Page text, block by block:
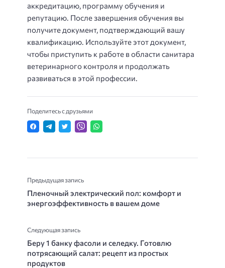
аккредитацию, программу обучения и
репутацию. После завершения обучения вы
получите документ, подтверждающий вашу
квалификацию. Используйте этот документ,
чтобы приступить к работе в области санитара
ветеринарного контроля и продолжать
развиваться в этой профессии.
Поделитесь с друзьями
Предыдущая запись
Пленочный электрический пол: комфорт и
энергоэффективность в вашем доме
Следующая запись
Беру 1 банку фасоли и селедку. Готовлю
потрясающий салат: рецепт из простых
продуктов